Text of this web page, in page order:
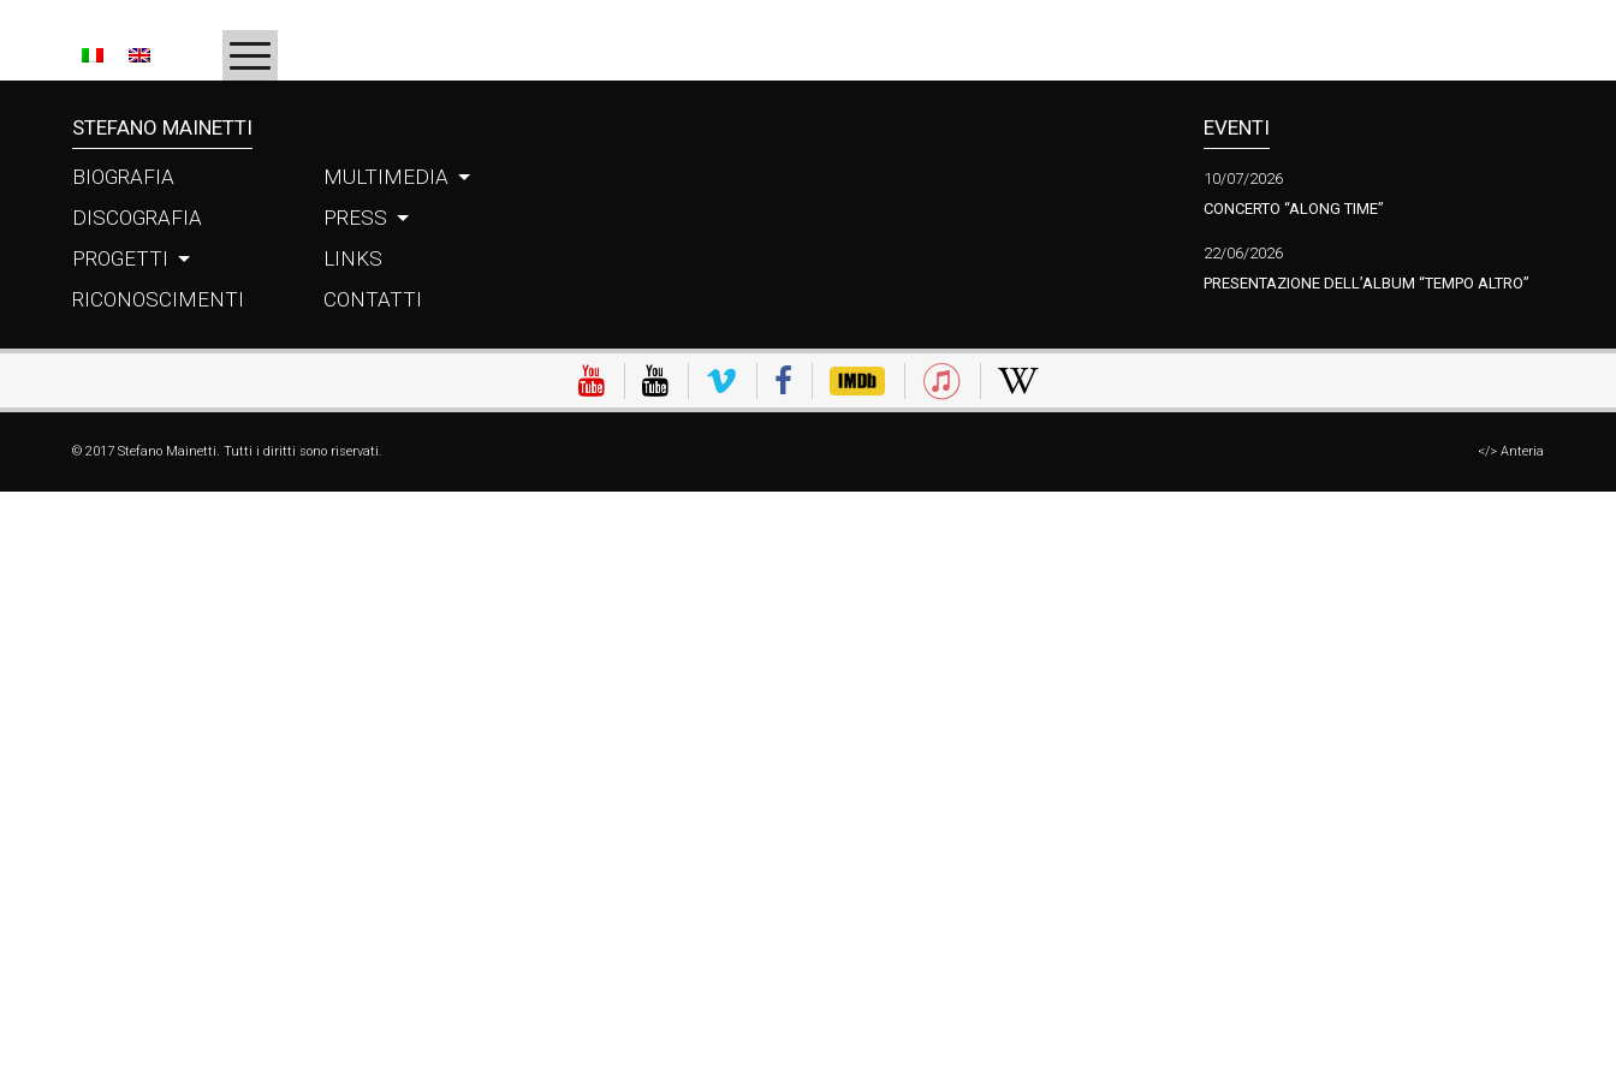
PROGETTI
RICONOSCIMENTI
MULTIMEDIA
PRESS
LINKS
CONTATTI
STEFANO MAINETTI
BIOGRAFIA
DISCOGRAFIA
PROGETTI
RICONOSCIMENTI
MULTIMEDIA
PRESS
LINKS
CONTATTI
EVENTI
10/07/2026
CONCERTO “ALONG TIME”
22/06/2026
PRESENTAZIONE DELL’ALBUM “TEMPO ALTRO”
© 2017 Stefano Mainetti. Tutti i diritti sono riservati. </> Anteria